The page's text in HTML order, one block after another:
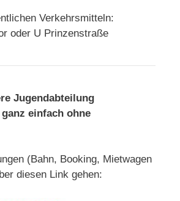
Verkehrsmitteln:
oder U Prinzenstraße
Jugendabteilung
einfach ohne
(Bahn, Booking, Mietwagen
diesen Link gehen: